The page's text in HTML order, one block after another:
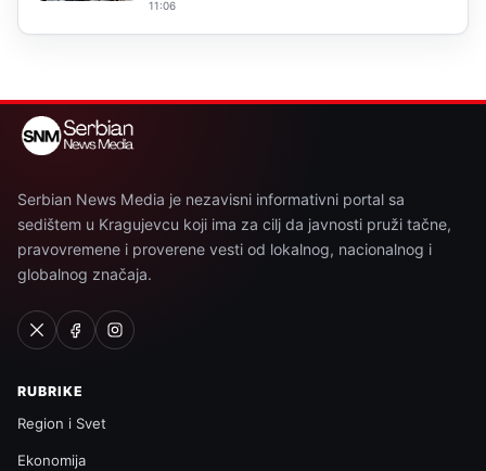
11:06
Serbian News Media je nezavisni informativni portal sa
sedištem u Kragujevcu koji ima za cilj da javnosti pruži tačne,
pravovremene i proverene vesti od lokalnog, nacionalnog i
globalnog značaja.
RUBRIKE
Region i Svet
Ekonomija